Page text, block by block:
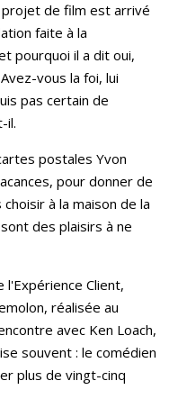
de film est arrivé
faite à la
pourquoi il a dit oui,
vous la foi, lui
pas certain de
il.
postales Yvon
pour donner de
à la maison de la
des plaisirs à ne
l'Expérience Client,
réalisée au
avec Ken Loach,
souvent : le comédien
plus de vingt-cinq